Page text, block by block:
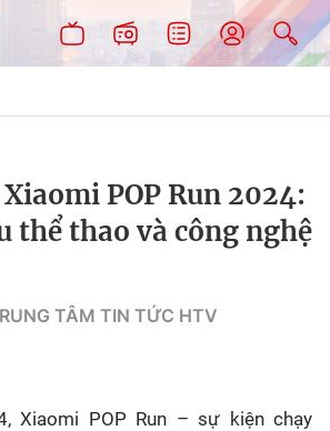
POP Run 2024:
thể thao và công nghệ
TÂM TIN TỨC HTV
Xiaomi POP Run – sự kiện chạy